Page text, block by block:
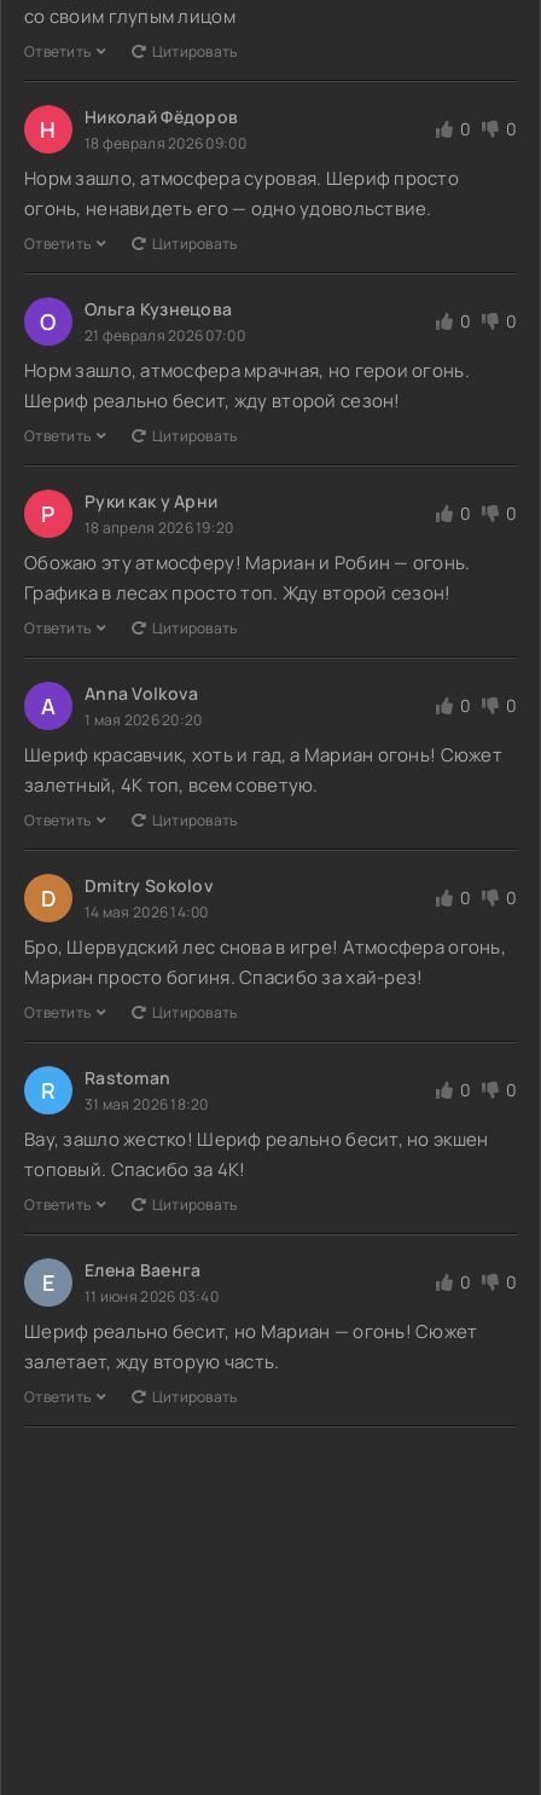
со своим глупым лицом
Ответить Цитировать
Н Николай Фёдоров
18 февраля 2026 09:00
0 0
Норм зашло, атмосфера суровая. Шериф просто
огонь, ненавидеть его — одно удовольствие.
Ответить Цитировать
О Ольга Кузнецова
21 февраля 2026 07:00
0 0
Норм зашло, атмосфера мрачная, но герои огонь.
Шериф реально бесит, жду второй сезон!
Ответить Цитировать
Р Руки как у Арни
18 апреля 2026 19:20
0 0
Обожаю эту атмосферу! Мариан и Робин — огонь.
Графика в лесах просто топ. Жду второй сезон!
Ответить Цитировать
A Anna Volkova
1 мая 2026 20:20
0 0
Шериф красавчик, хоть и гад, а Мариан огонь! Сюжет
залетный, 4K топ, всем советую.
Ответить Цитировать
D Dmitry Sokolov
14 мая 2026 14:00
0 0
Бро, Шервудский лес снова в игре! Атмосфера огонь,
Мариан просто богиня. Спасибо за хай-рез!
Ответить Цитировать
R Rastoman
31 мая 2026 18:20
0 0
Вау, зашло жестко! Шериф реально бесит, но экшен
топовый. Спасибо за 4К!
Ответить Цитировать
Е Елена Ваенга
11 июня 2026 03:40
0 0
Шериф реально бесит, но Мариан — огонь! Сюжет
залетает, жду вторую часть.
Ответить Цитировать